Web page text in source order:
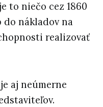
to niečo cez 1860
do nákladov na
realizovať
aj neúmerne